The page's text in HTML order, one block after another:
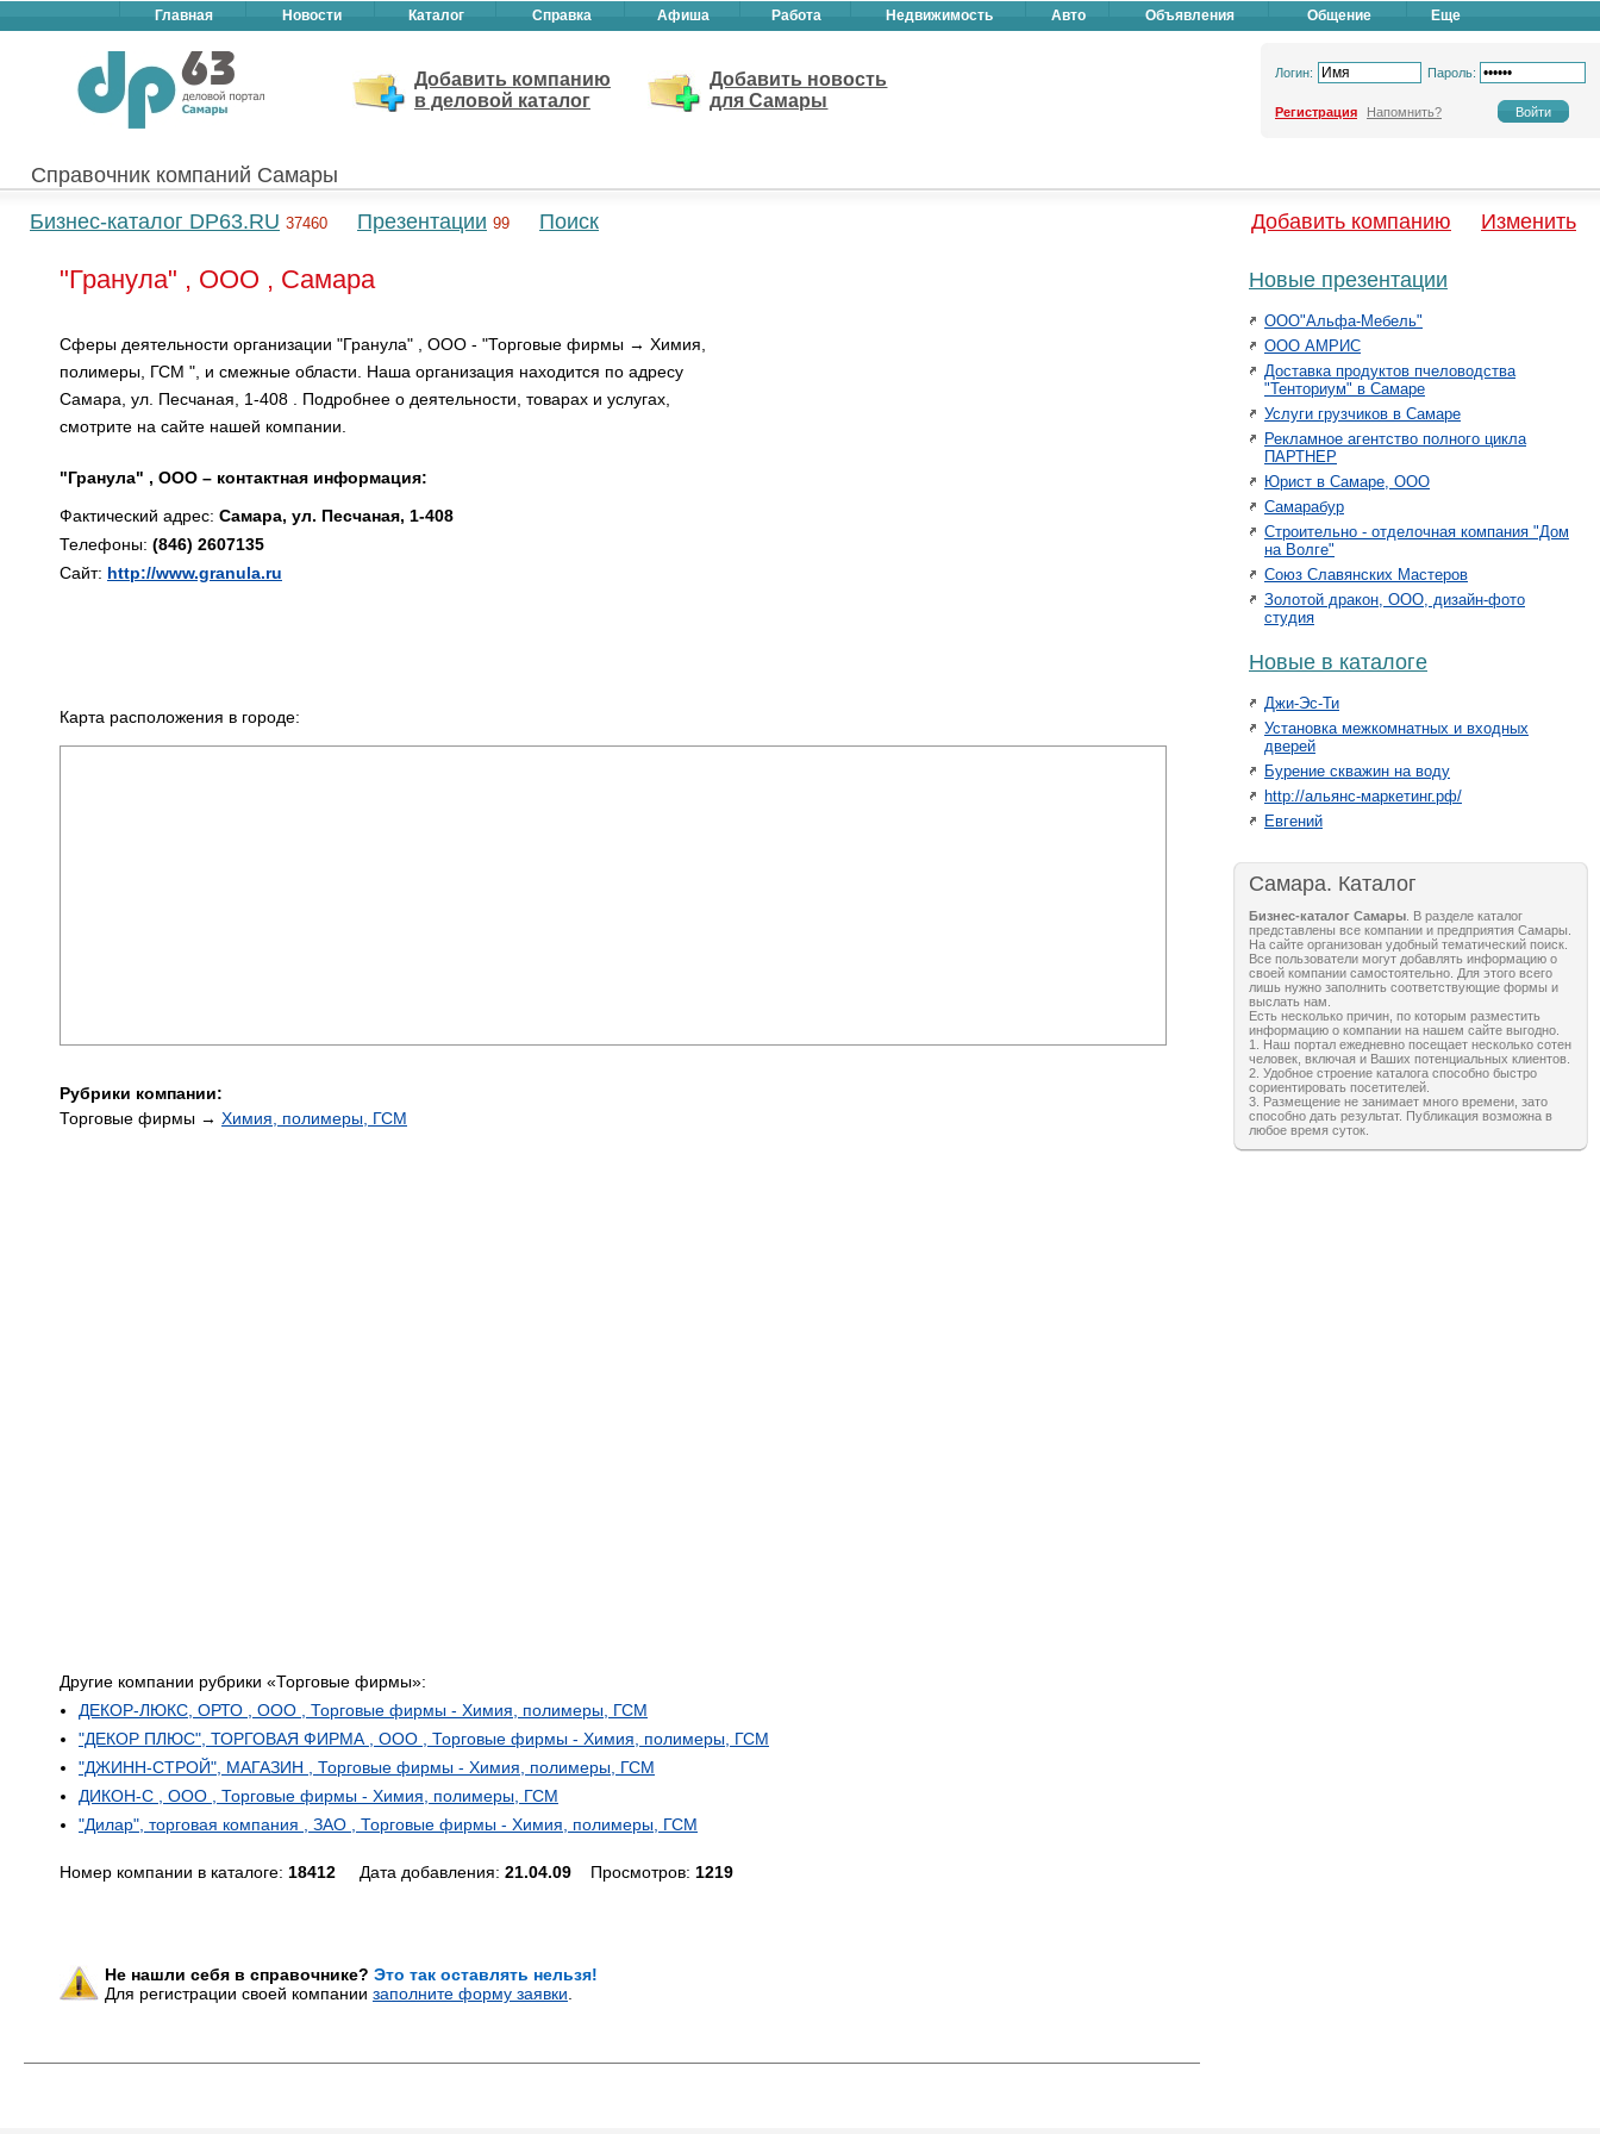
Главная Новости Каталог Справка Афиша Работа Недвижимость Авто Объявления Общение Еще
Добавить компанию
в деловой каталог
Добавить новость
для Самары
Логин: Пароль:
Регистрация Напомнить?
Справочник компаний Самары
Бизнес-каталог DP63.RU 37460 Презентации 99 Поиск Добавить компанию Изменить
"Гранула" , ООО , Самара
Сферы деятельности организации "Гранула" , ООО - "Торговые фирмы → Химия,
полимеры, ГСМ ", и смежные области. Наша организация находится по адресу
Самара, ул. Песчаная, 1-408 . Подробнее о деятельности, товарах и услугах,
смотрите на сайте нашей компании.
"Гранула" , ООО – контактная информация:
Фактический адрес: Самара, ул. Песчаная, 1-408
Телефоны: (846) 2607135
Сайт: http://www.granula.ru
Карта расположения в городе:
Рубрики компании:
Торговые фирмы → Химия, полимеры, ГСМ
Другие компании рубрики «Торговые фирмы»:
ДЕКОР-ЛЮКС, ОРТО , ООО , Торговые фирмы - Химия, полимеры, ГСМ
"ДЕКОР ПЛЮС", ТОРГОВАЯ ФИРМА , ООО , Торговые фирмы - Химия, полимеры, ГСМ
"ДЖИНН-СТРОЙ", МАГАЗИН , Торговые фирмы - Химия, полимеры, ГСМ
ДИКОН-С , ООО , Торговые фирмы - Химия, полимеры, ГСМ
"Дилар", торговая компания , ЗАО , Торговые фирмы - Химия, полимеры, ГСМ
Номер компании в каталоге: 18412 Дата добавления: 21.04.09 Просмотров: 1219
Не нашли себя в справочнике? Это так оставлять нельзя!
Для регистрации своей компании заполните форму заявки
Новые презентации
ООО"Альфа-Мебель"
ООО АМРИС
Доставка продуктов пчеловодства
"Тенториум" в Самаре
Услуги грузчиков в Самаре
Рекламное агентство полного цикла
ПАРТНЕР
Юрист в Самаре, ООО
Самарабур
Строительно - отделочная компания "Дом
на Волге"
Союз Славянских Мастеров
Золотой дракон, ООО, дизайн-фото
студия
Новые в каталоге
Джи-Эс-Ти
Установка межкомнатных и входных
дверей
Бурение скважин на воду
http://альянс-маркетинг.рф/
Евгений
Самара. Каталог
Бизнес-каталог Самары . В разделе каталог
представлены все компании и предприятия Самары.
На сайте организован удобный тематический поиск.
Все пользователи могут добавлять информацию о
своей компании самостоятельно. Для этого всего
лишь нужно заполнить соответствующие формы и
выслать нам.
Есть несколько причин, по которым разместить
информацию о компании на нашем сайте выгодно.
1. Наш портал ежедневно посещает несколько сотен
человек, включая и Ваших потенциальных клиентов.
2. Удобное строение каталога способно быстро
сориентировать посетителей.
3. Размещение не занимает много времени, зато
способно дать результат. Публикация возможна в
любое время суток.